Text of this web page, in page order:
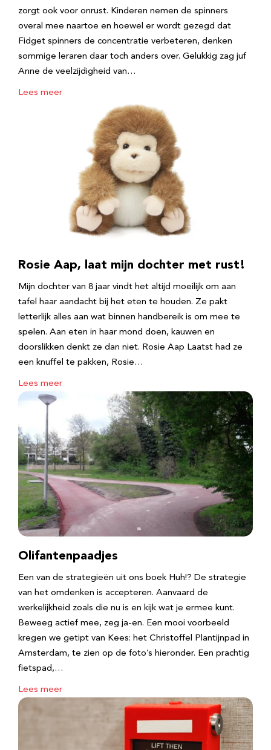
zorgt ook voor onrust. Kinderen nemen de spinners
overal mee naartoe en hoewel er wordt gezegd dat
Fidget spinners de concentratie verbeteren, denken
sommige leraren daar toch anders over. Gelukkig zag juf
Anne de veelzijdigheid van…
Lees meer
Rosie Aap, laat mijn dochter met rust!
Mijn dochter van 8 jaar vindt het altijd moeilijk om aan
tafel haar aandacht bij het eten te houden. Ze pakt
letterlijk alles aan wat binnen handbereik is om mee te
spelen. Aan eten in haar mond doen, kauwen en
doorslikken denkt ze dan niet. Rosie Aap Laatst had ze
een knuffel te pakken, Rosie…
Lees meer
Olifantenpaadjes
Een van de strategieën uit ons boek Huh!? De strategie
van het omdenken is accepteren. Aanvaard de
werkelijkheid zoals die nu is en kijk wat je ermee kunt.
Beweeg actief mee, zeg ja-en. Een mooi voorbeeld
kregen we getipt van Kees: het Christoffel Plantijnpad in
Amsterdam, te zien op de foto’s hieronder. Een prachtig
fietspad,…
Lees meer